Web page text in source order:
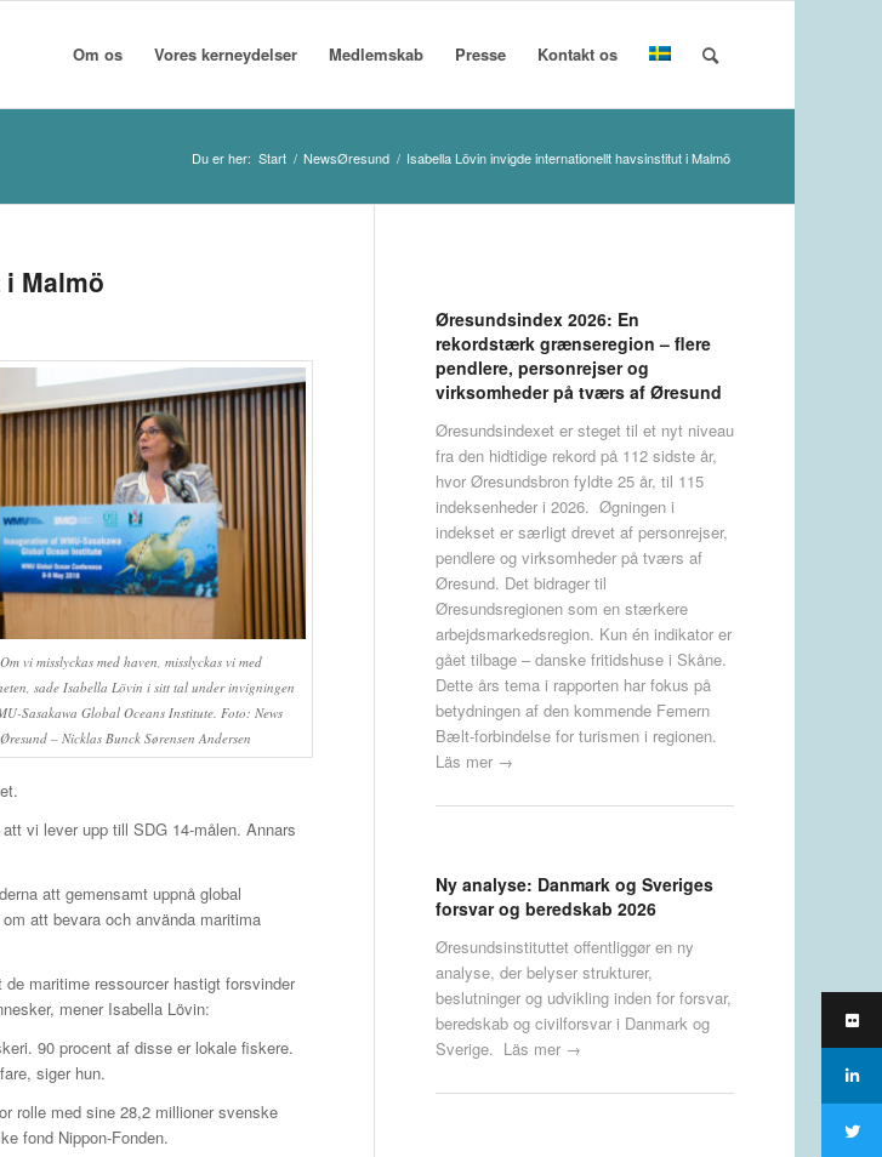
Om os Vores kerneydelser Medlemskab Presse Kontakt os
Du er her: Start / NewsØresund / Isabella Lövin invigde internationellt havsinstitut i Malmö
Malmö
vi misslyckas med haven, misslyckas vi med
sade Isabella Lövin i sitt tal under invigningen
Sasakawa Global Oceans Institute. Foto: News
Øresund – Nicklas Bunck Sørensen Andersen
vi lever upp till SDG 14-målen. Annars
att gemensamt uppnå global
att bevara och använda maritima
maritime ressourcer hastigt forsvinder
mener Isabella Lövin:
90 procent af disse er lokale fiskere.
siger hun.
rolle med sine 28,2 millioner svenske
fond Nippon-Fonden.
Øresundsindex 2026: En
rekordstærk grænseregion – flere
pendlere, personrejser og
virksomheder på tværs af Øresund
Øresundsindexet er steget til et nyt niveau
fra den hidtidige rekord på 112 sidste år,
hvor Øresundsbron fyldte 25 år, til 115
indeksenheder i 2026. Øgningen i
indekset er særligt drevet af personrejser,
pendlere og virksomheder på tværs af
Øresund. Det bidrager til
Øresundsregionen som en stærkere
arbejdsmarkedsregion. Kun én indikator er
gået tilbage – danske fritidshuse i Skåne.
Dette års tema i rapporten har fokus på
betydningen af den kommende Femern
Bælt-forbindelse for turismen i regionen.
Läs mer →
Ny analyse: Danmark og Sveriges
forsvar og beredskab 2026
Øresundsinstituttet offentliggør en ny
analyse, der belyser strukturer,
beslutninger og udvikling inden for forsvar,
beredskab og civilforsvar i Danmark og
Sverige. Läs mer →